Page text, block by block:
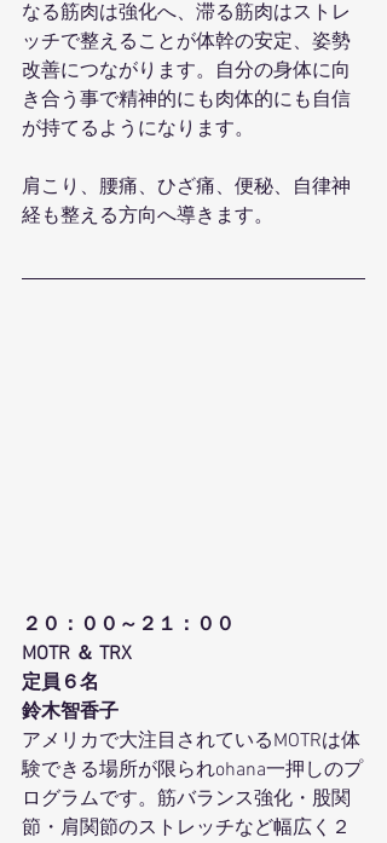
なる筋肉は強化へ、滞る筋肉はストレ
ッチで整えることが体幹の安定、姿勢
改善につながります。自分の身体に向
き合う事で精神的にも肉体的にも自信
が持てるようになります。
肩こり、腰痛、ひざ痛、便秘、自律神
経も整える方向へ導きます。
２０：００～２１：００
MOTR ＆ TRX
定員６名
鈴木智香子
アメリカで大注目されているMOTRは体
験できる場所が限られohana一押しのプ
ログラムです。筋バランス強化・股関
節・肩関節のストレッチなど幅広く２